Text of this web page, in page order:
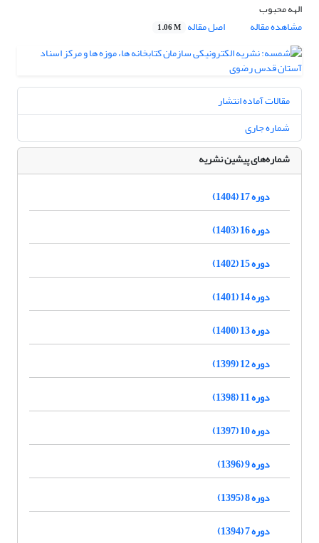
الهه محبوب
مشاهده مقاله
اصل مقاله 1.06 M
مقالات آماده انتشار
شماره جاری
شماره‌های پیشین نشریه
دوره 17 (1404)
دوره 16 (1403)
دوره 15 (1402)
دوره 14 (1401)
دوره 13 (1400)
دوره 12 (1399)
دوره 11 (1398)
دوره 10 (1397)
دوره 9 (1396)
دوره 8 (1395)
دوره 7 (1394)